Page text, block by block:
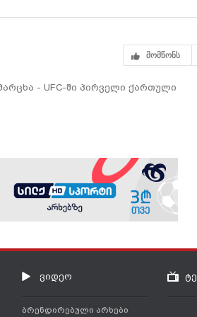
მომწონს
- UFC-ში პირველი ქართული
ვიდეო
ბრენდირებული არხები